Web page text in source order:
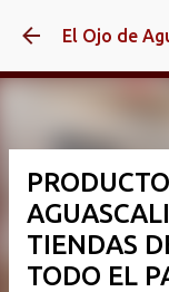
El Ojo de
TIENDAS
TODO EL